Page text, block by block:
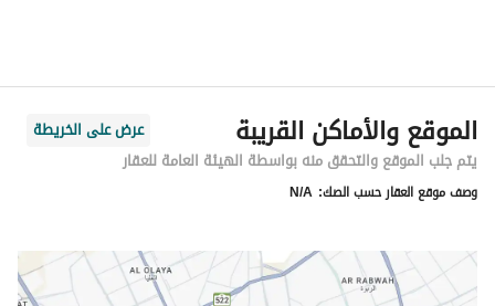
الموقع والأماكن القريبة
عرض على الخريطة
يتم جلب الموقع والتحقق منه بواسطة الهيئة العامة للعقار
وصف موقع العقار حسب الصك: N/A